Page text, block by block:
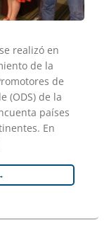
realizó en
de la
de
(ODS) de la
países
En